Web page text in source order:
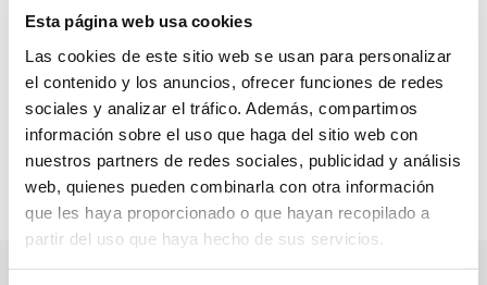
Esta página web usa cookies
Las cookies de este sitio web se usan para personalizar
el contenido y los anuncios, ofrecer funciones de redes
sociales y analizar el tráfico. Además, compartimos
información sobre el uso que haga del sitio web con
nuestros partners de redes sociales, publicidad y análisis
web, quienes pueden combinarla con otra información
que les haya proporcionado o que hayan recopilado a
partir del uso que haya hecho de sus servicios.
consultar nuestroaviso legal